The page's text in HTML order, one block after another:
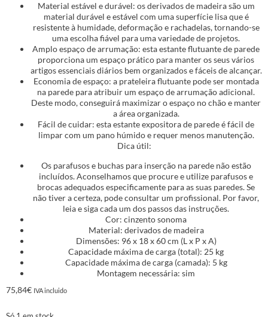
Material estável e durável: os derivados de madeira são um
material durável e estável com uma superfície lisa que é
resistente à humidade, deformação e rachadelas, tornando-se
uma escolha fiável para uma variedade de projetos.
Amplo espaço de arrumação: esta estante flutuante de parede
proporciona um espaço prático para manter os seus vários
artigos essenciais diários bem organizados e fáceis de alcançar.
Economia de espaço: a prateleira flutuante pode ser montada
na parede para atribuir um espaço de arrumação adicional.
Deste modo, conseguirá maximizar o espaço no chão e manter
a área organizada.
Fácil de cuidar: esta estante expositora de parede é fácil de
limpar com um pano húmido e requer menos manutenção.
Dica útil:
Os parafusos e buchas para inserção na parede não estão
incluídos. Aconselhamos que procure e utilize parafusos e
brocas adequados especificamente para as suas paredes. Se
não tiver a certeza, pode consultar um profissional. Por favor,
leia e siga cada um dos passos das instruções.
Cor: cinzento sonoma
Material: derivados de madeira
Dimensões: 96 x 18 x 60 cm (L x P x A)
Capacidade máxima de carga (total): 25 kg
Capacidade máxima de carga (camada): 5 kg
Montagem necessária: sim
75,84€ IVA incluido